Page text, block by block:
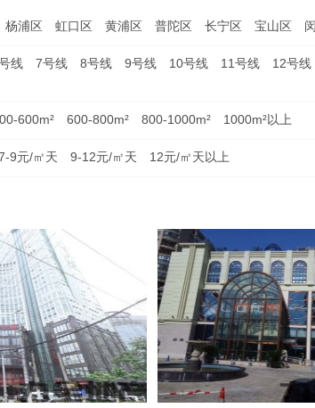
杨浦区 虹口区 黄浦区 普陀区 长宁区 宝山区
线 7号线 8号线 9号线 10号线 11号线 12号线
600m² 600-800m² 800-1000m² 1000m²以上
9元/㎡天 9-12元/㎡天 12元/㎡天以上